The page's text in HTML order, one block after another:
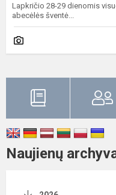
Lapkričio 28-29 dienomis
abecėlės šventė...
Naujienų